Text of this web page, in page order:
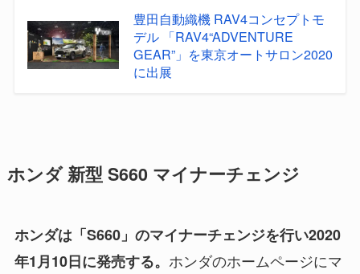
豊田自動織機 RAV4コンセプトモ
デル 「RAV4“ADVENTURE
GEAR”」を東京オートサロン2020
に出展
ホンダ 新型 S660 マイナーチェンジ
ホンダは「S660」のマイナーチェンジを行い2020
年1月10日に発売する。 ホンダのホームページにマ